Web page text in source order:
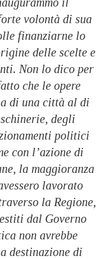
volontà di sua
finanziarne lo
delle scelte e
Non lo dico per
che le opere
di una città al di
degli
politici
con l’azione di
la maggioranza
lavorato
la Regione,
dal Governo
non avrebbe
destinazione di